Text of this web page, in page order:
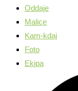
Oddaje
Malice
Kam-kdaj
Foto
Ekipa